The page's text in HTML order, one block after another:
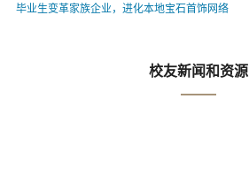
毕业生变革家族企业，进化本地宝石首饰网络
校友新闻和资源